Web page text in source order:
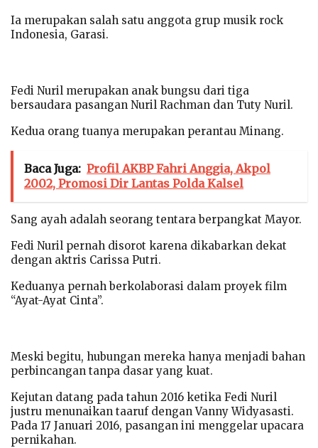
Ia merupakan salah satu anggota grup musik rock
Indonesia, Garasi.
Fedi Nuril merupakan anak bungsu dari tiga
bersaudara pasangan Nuril Rachman dan Tuty Nuril.
Kedua orang tuanya merupakan perantau Minang.
Baca Juga: Profil AKBP Fahri Anggia, Akpol
2002, Promosi Dir Lantas Polda Kalsel
Sang ayah adalah seorang tentara berpangkat Mayor.
Fedi Nuril pernah disorot karena dikabarkan dekat
dengan aktris Carissa Putri.
Keduanya pernah berkolaborasi dalam proyek film
“Ayat-Ayat Cinta”.
Meski begitu, hubungan mereka hanya menjadi bahan
perbincangan tanpa dasar yang kuat.
Kejutan datang pada tahun 2016 ketika Fedi Nuril
justru menunaikan taaruf dengan Vanny Widyasasti.
Pada 17 Januari 2016, pasangan ini menggelar upacara
pernikahan.